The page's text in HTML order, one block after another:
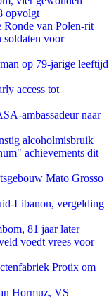
opvolgt
Ronde van Polen-rit
voor
op 79-jarige leeftijd
access tot
ambassadeur naar
alcoholmisbruik
achievements dit
Mato Grosso
Libanon, vergelding
81 jaar later
voedt vrees voor
Protix om
Hormuz, VS